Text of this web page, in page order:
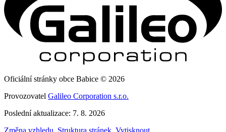
Oficiální stránky obce Babice © 2026
Provozovatel Galileo Corporation s.r.o.
Poslední aktualizace: 7. 8. 2026
Změna vzhledu Struktura stránek Vytisknout